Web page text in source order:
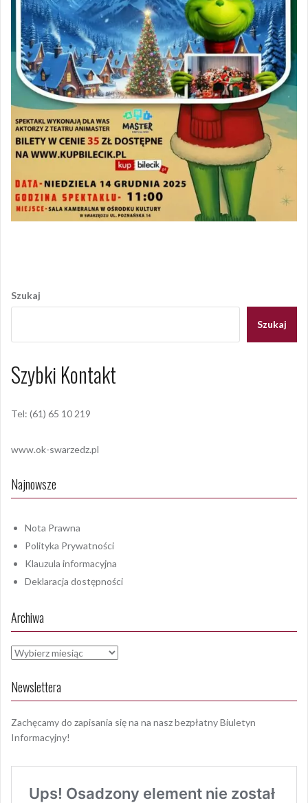
wpisu
Szukaj
Szukaj
Szybki Kontakt
Tel: (61) 65 10 219
www.ok-swarzedz.pl
Najnowsze
Nota Prawna
Polityka Prywatności
Klauzula informacyjna
Deklaracja dostępności
Archiwa
Archiwa
Newslettera
Zachęcamy do zapisania się na na nasz bezpłatny Biuletyn
Informacyjny!